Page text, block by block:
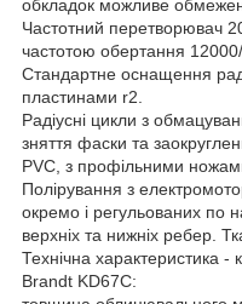
обкладок можливе
Частотний перетворювач
частотою обертання 12000/
Стандартне оснащення
пластинами r2.
Радіусні цикли з
зняття фаски та
PVC, з профільними
Полірування з
окремо і регульованих по
верхніх та нижніх ребер.
Технічна характеристика
Brandt KD67C: